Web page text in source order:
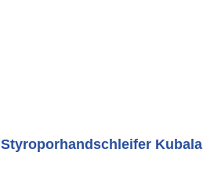
Styroporhandschleifer Kubala